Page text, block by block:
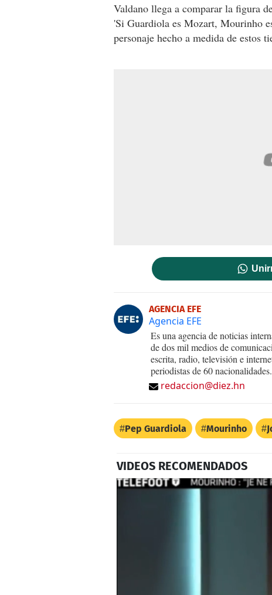
Valdano llega a comparar la figura
'Si Guardiola es Mozart, Mourinho
personaje hecho a medida de estos
AGENCIA EFE
Agencia EFE
Es una agencia de noticias
de dos mil medios de
escrita, radio, televisión e
periodistas de 60 nacionalidades.
redaccion@diez.hn
Pep Guardiola Mourinho
VIDEOS RECOMENDADOS